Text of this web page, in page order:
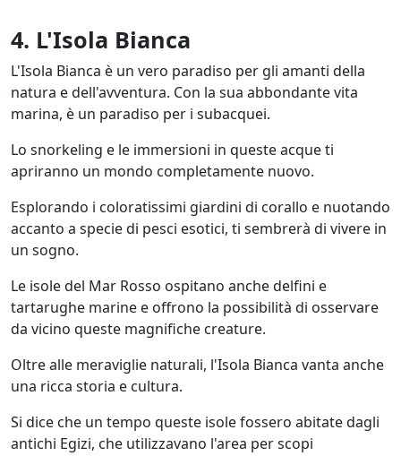
4. L'Isola Bianca
L'Isola Bianca è un vero paradiso per gli amanti della
natura e dell'avventura. Con la sua abbondante vita
marina, è un paradiso per i subacquei.
Lo snorkeling e le immersioni in queste acque ti
apriranno un mondo completamente nuovo.
Esplorando i coloratissimi giardini di corallo e nuotando
accanto a specie di pesci esotici, ti sembrerà di vivere in
un sogno.
Le isole del Mar Rosso ospitano anche delfini e
tartarughe marine e offrono la possibilità di osservare
da vicino queste magnifiche creature.
Oltre alle meraviglie naturali, l'Isola Bianca vanta anche
una ricca storia e cultura.
Si dice che un tempo queste isole fossero abitate dagli
antichi Egizi, che utilizzavano l'area per scopi